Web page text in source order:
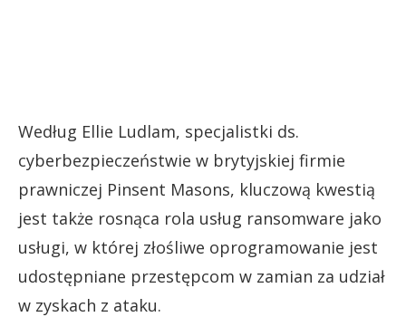
Według Ellie Ludlam, specjalistki ds.
cyberbezpieczeństwie w brytyjskiej firmie
prawniczej Pinsent Masons, kluczową kwestią
jest także rosnąca rola usług ransomware jako
usługi, w której złośliwe oprogramowanie jest
udostępniane przestępcom w zamian za udział
w zyskach z ataku.